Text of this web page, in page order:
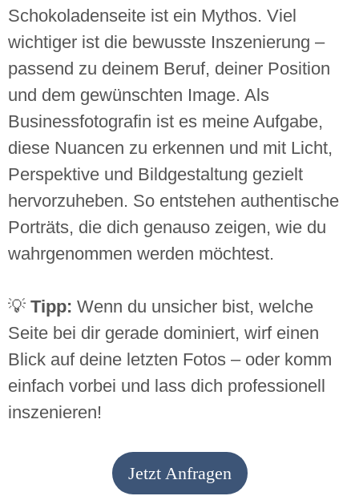
Schokoladenseite ist ein Mythos. Viel
wichtiger ist die bewusste Inszenierung –
passend zu deinem Beruf, deiner Position
und dem gewünschten Image. Als
Businessfotografin ist es meine Aufgabe,
diese Nuancen zu erkennen und mit Licht,
Perspektive und Bildgestaltung gezielt
hervorzuheben. So entstehen authentische
Porträts, die dich genauso zeigen, wie du
wahrgenommen werden möchtest.
💡 Tipp: Wenn du unsicher bist, welche
Seite bei dir gerade dominiert, wirf einen
Blick auf deine letzten Fotos – oder komm
einfach vorbei und lass dich professionell
inszenieren!
Jetzt Anfragen